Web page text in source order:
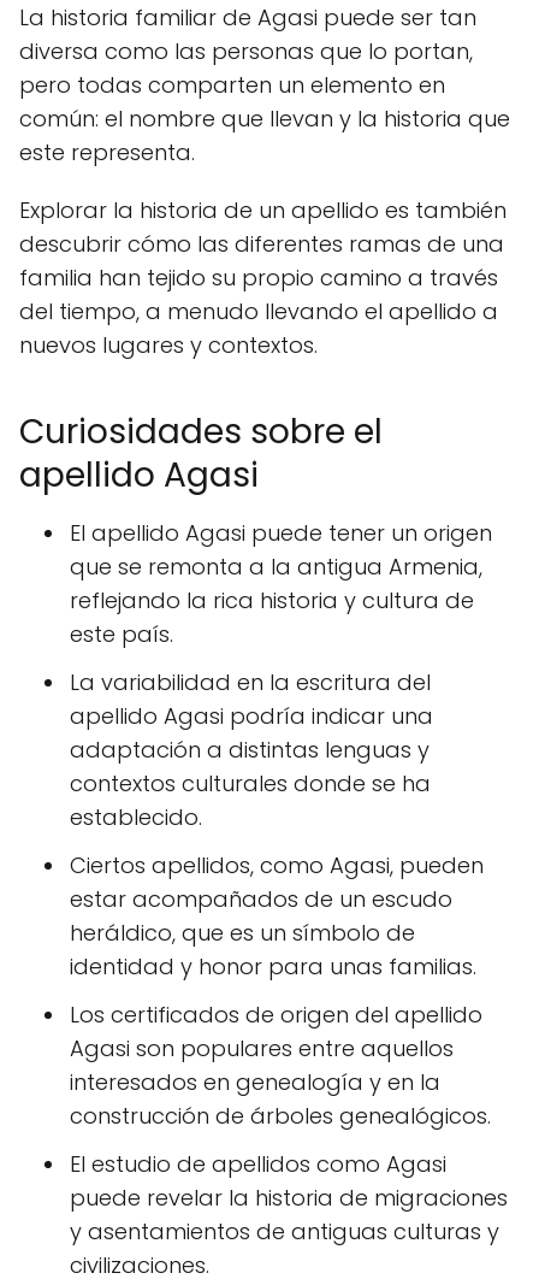
La historia familiar de Agasi puede ser tan
diversa como las personas que lo portan,
pero todas comparten un elemento en
común: el nombre que llevan y la historia que
este representa.
Explorar la historia de un apellido es también
descubrir cómo las diferentes ramas de una
familia han tejido su propio camino a través
del tiempo, a menudo llevando el apellido a
nuevos lugares y contextos.
Curiosidades sobre el
apellido Agasi
El apellido Agasi puede tener un origen
que se remonta a la antigua Armenia,
reflejando la rica historia y cultura de
este país.
La variabilidad en la escritura del
apellido Agasi podría indicar una
adaptación a distintas lenguas y
contextos culturales donde se ha
establecido.
Ciertos apellidos, como Agasi, pueden
estar acompañados de un escudo
heráldico, que es un símbolo de
identidad y honor para unas familias.
Los certificados de origen del apellido
Agasi son populares entre aquellos
interesados en genealogía y en la
construcción de árboles genealógicos.
El estudio de apellidos como Agasi
puede revelar la historia de migraciones
y asentamientos de antiguas culturas y
civilizaciones.